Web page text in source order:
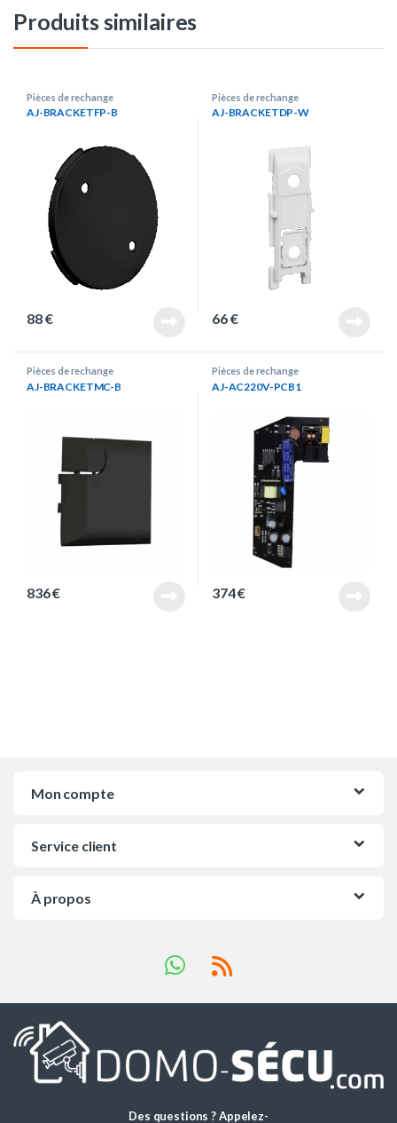
Produits similaires
Pièces de rechange
AJ-BRACKETFP-B
88€
Pièces de rechange
AJ-BRACKETDP-W
66€
Pièces de rechange
AJ-BRACKETMC-B
836€
Pièces de rechange
AJ-AC220V-PCB1
374€
Mon compte
Service client
À propos
Des questions ? Appelez-